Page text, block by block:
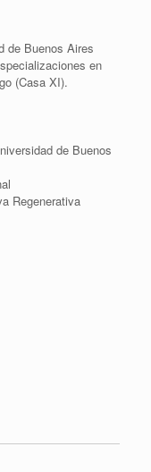
de Buenos Aires
en
(Casa XI).
de Buenos
Regenerativa